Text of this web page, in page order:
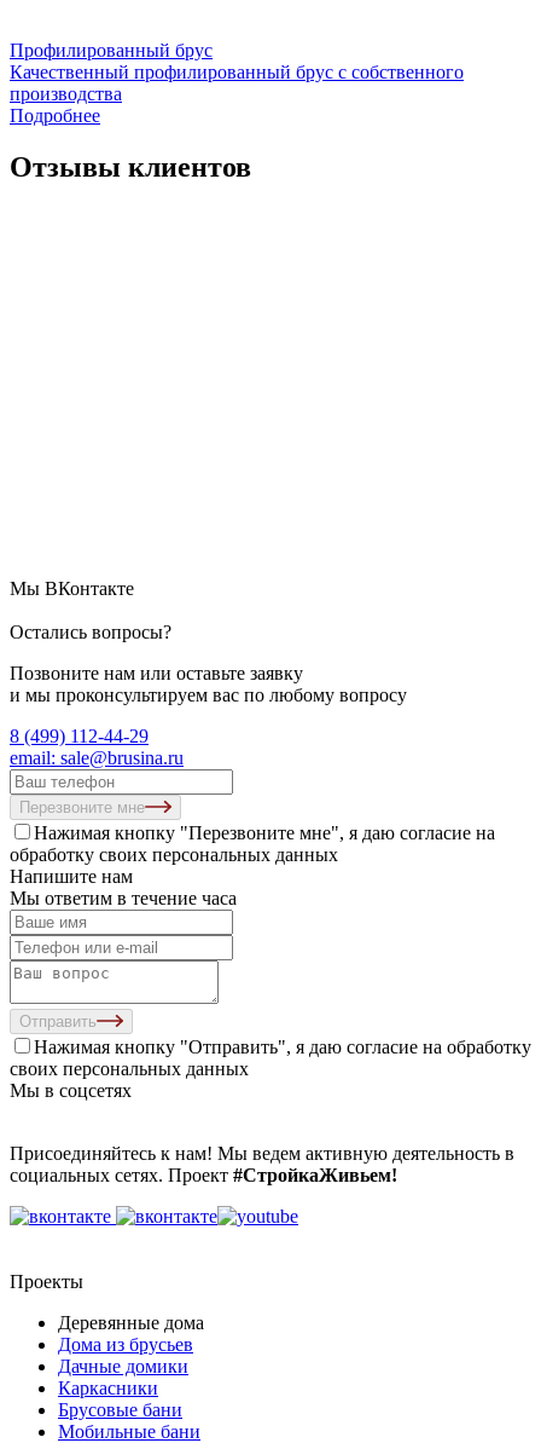
Профилированный брус
Качественный профилированный брус с собственного
производства
Подробнее
Отзывы клиентов
Мы ВКонтакте
Остались вопросы?
Позвоните нам или оставьте заявку
и мы проконсультируем вас по любому вопросу
8 (499) 112-44-29
email: sale@brusina.ru
Перезвоните мне
Нажимая кнопку "Перезвоните мне", я даю согласие на
обработку своих персональных данных
Напишите нам
Мы ответим в течение часа
Отправить
Нажимая кнопку "Отправить", я даю согласие на обработку
своих персональных данных
Мы в соцсетях
Присоединяйтесь к нам! Мы ведем активную деятельность в
социальных сетях. Проект #СтройкаЖивьем!
Проекты
Деревянные дома
Дома из брусьев
Дачные домики
Каркасники
Брусовые бани
Мобильные бани